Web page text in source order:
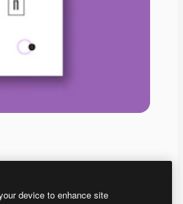
device to enhance site